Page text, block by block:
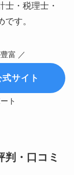
士・税理士・
す。
富 ／
サイト
ト
・口コミ